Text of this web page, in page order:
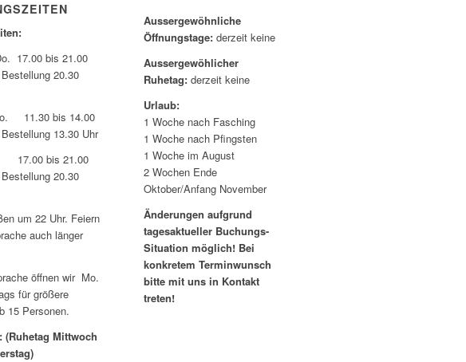
17.00 bis 21.00
20.30
11.30 bis 14.00
13.30 Uhr
bis 21.00
20.30
um 22 Uhr. Feiern
auch länger
öffnen wir Mo.
für größere
15 Personen.
(Ruhetag Mittwoch
Aussergewöhnliche
Öffnungstage:derzeit keine
Aussergewöhlicher
Ruhetag:derzeit keine
Urlaub:
1 Woche nach Fasching
1 Woche nach Pfingsten
1 Woche im August
2 Wochen Ende
Oktober/Anfang November
Änderungen aufgrund
tagesaktueller Buchungs-
Situation möglich! Bei
konkretem Terminwunsch
bitte mit uns in Kontakt
treten!